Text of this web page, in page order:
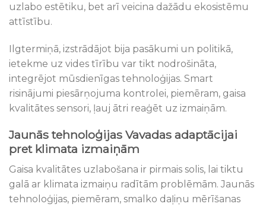
uzlabo estētiku, bet arī veicina dažādu ekosistēmu
attīstību.
Ilgtermiņā, izstrādājot bija pasākumi un politikā,
ietekme uz vides tīrību var tikt nodrošināta,
integrējot mūsdienīgas tehnoloģijas. Smart
risinājumi piesārņojuma kontrolei, piemēram, gaisa
kvalitātes sensori, ļauj ātri reaģēt uz izmaiņām.
Jaunās tehnoloģijas Vavadas adaptācijai
pret klimata izmaiņām
Gaisa kvalitātes uzlabošana ir pirmais solis, lai tiktu
galā ar klimata izmaiņu radītām problēmām. Jaunās
tehnoloģijas, piemēram, smalko daļiņu mērīšanas